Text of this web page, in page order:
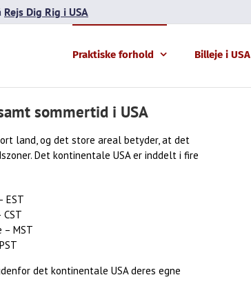
Rejs Dig Rig i USA
Praktiske forhold Billeje i USA
sommertid i USA
land, og det store areal betyder, at det
Det kontinentale USA er inddelt i fire
EST
– MST
det kontinentale USA deres egne